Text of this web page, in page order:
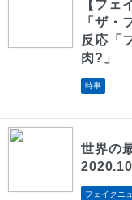
【フェ
「ザ・
反応「
肉?」
時事
世界の
フェイクニ